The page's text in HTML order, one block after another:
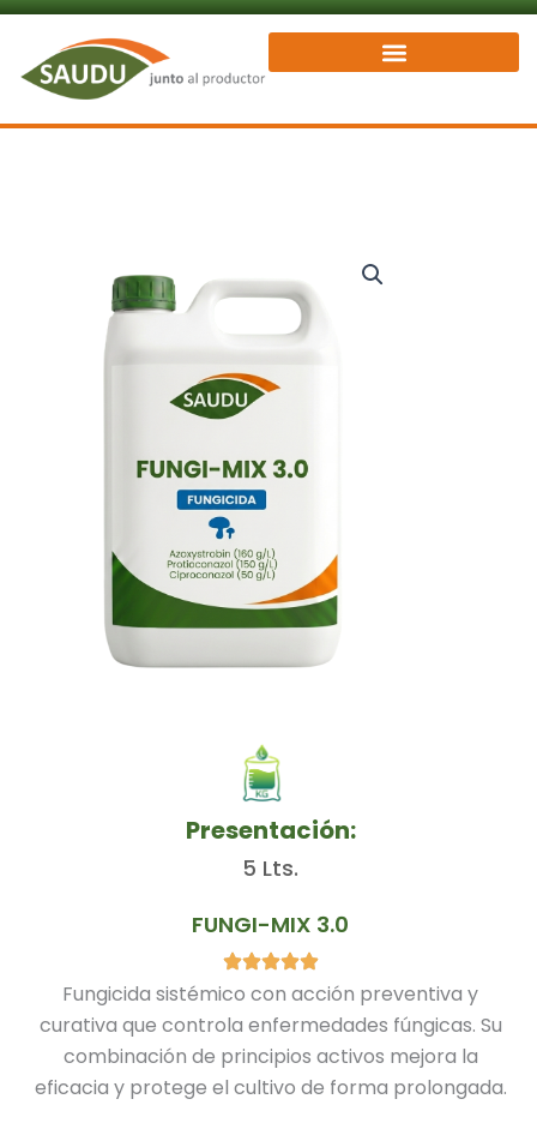
Ir
contenido
Presentación:
5 Lts.
FUNGI-MIX 3.0
Fungicida sistémico con acción preventiva y
curativa que controla enfermedades fúngicas. Su
combinación de principios activos mejora la
eficacia y protege el cultivo de forma prolongada.